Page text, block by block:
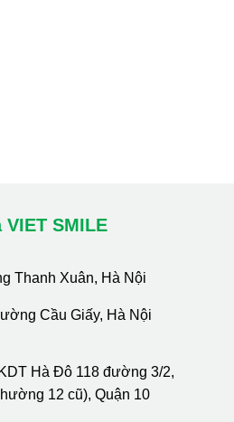
SMILE
Thanh Xuân, Hà Nội
Cầu Giấy, Hà Nội
Hà Đô 118 đường 3/2,
12 cũ), Quận 10